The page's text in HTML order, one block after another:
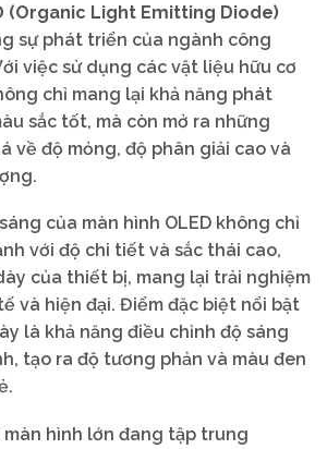
(Organic Light Emitting Diode)
sự phát triển của ngành công
việc sử dụng các vật liệu hữu cơ
chỉ mang lại khả năng phát
sắc tốt, mà còn mở ra những
về độ mỏng, độ phân giải cao và
của màn hình OLED không chỉ
với độ chi tiết và sắc thái cao,
của thiết bị, mang lại trải nghiệm
và hiện đại. Điểm đặc biệt nổi bật
là khả năng điều chỉnh độ sáng
tạo ra độ tương phản và màu đen
màn hình lớn đang tập trung